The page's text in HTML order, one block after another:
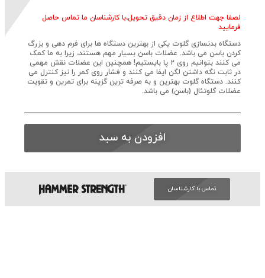
لصفا جهت اطلاع از زمان دقیق تحویل،با کارشناسان ما تماس حاصل
فرمایید
دستگاه بدنسازی گلوت یکی از بهترین دستگاه ها برای فرم دهی و بزرگ
کردن باسن می باشد. عضلات باسن بسیار مهم هستند، زیرا به ما کمک
می کنند بتوانیم روی ۲ پا بایستیم! همچنین این عضلات نقش مهمی
در ثابت نگه داشتن لگن ایفا می کنند و فشار روی کمر را نیز کنترل می
کنند. دستگاه گلوت بهترین و به صرفه ترین گزینه برای تمرین و تقویت
عضلات گلوتئال (باسن) می باشد.
افزودن به سبد
تماس با کارشناسان